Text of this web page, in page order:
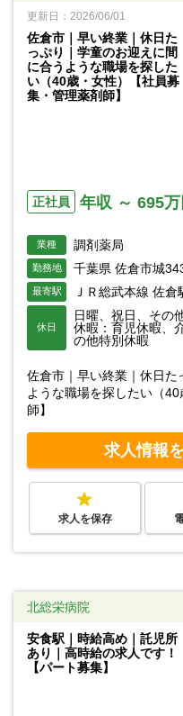
更新日：2026/06/01
佐倉市｜早い終業｜休日た
っぷり｜学童のお迎えに間
に合うような職場を探した
い（40歳・女性）【社員募
集・管理薬剤師】
正社員 年収 ～ 695万
業種 調剤薬局
勤務地 千葉県 佐倉市城
最寄駅 ＪＲ総武本線 佐倉
休日
日曜、祝日、その
休暇：育児休暇、
の他特別休暇
佐倉市｜早い終業｜休日た
ような職場を探したい（
師】
求人情報
求人を保存
北総栄病院
安食駅｜時給高め｜託児所
あり｜高時給の求人です！
【パート募集】